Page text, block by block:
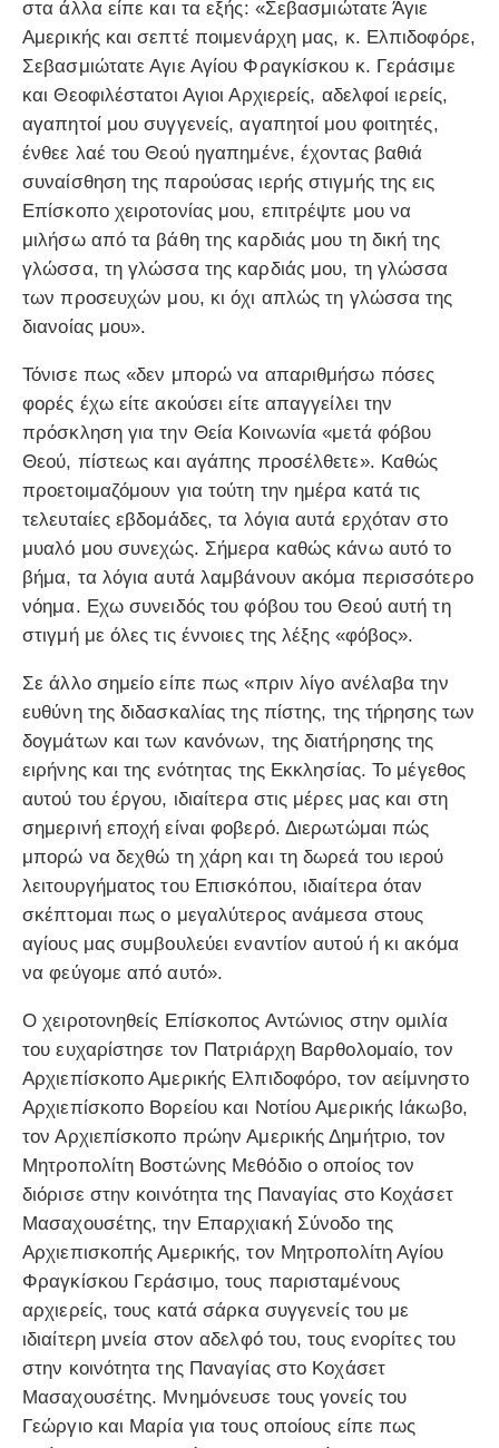
στα άλλα είπε και τα εξής: «Σεβασμιώτατε Άγιε
Αμερικής και σεπτέ ποιμενάρχη μας, κ. Ελπιδοφόρε,
Σεβασμιώτατε Αγιε Αγίου Φραγκίσκου κ. Γεράσιμε
και Θεοφιλέστατοι Αγιοι Αρχιερείς, αδελφοί ιερείς,
αγαπητοί μου συγγενείς, αγαπητοί μου φοιτητές,
ένθεε λαέ του Θεού ηγαπημένε, έχοντας βαθιά
συναίσθηση της παρούσας ιερής στιγμής της εις
Επίσκοπο χειροτονίας μου, επιτρέψτε μου να
μιλήσω από τα βάθη της καρδιάς μου τη δική της
γλώσσα, τη γλώσσα της καρδιάς μου, τη γλώσσα
των προσευχών μου, κι όχι απλώς τη γλώσσα της
διανοίας μου».
Τόνισε πως «δεν μπορώ να απαριθμήσω πόσες
φορές έχω είτε ακούσει είτε απαγγείλει την
πρόσκληση για την Θεία Κοινωνία «μετά φόβου
Θεού, πίστεως και αγάπης προσέλθετε». Καθώς
προετοιμαζόμουν για τούτη την ημέρα κατά τις
τελευταίες εβδομάδες, τα λόγια αυτά ερχόταν στο
μυαλό μου συνεχώς. Σήμερα καθώς κάνω αυτό το
βήμα, τα λόγια αυτά λαμβάνουν ακόμα περισσότερο
νόημα. Εχω συνειδός του φόβου του Θεού αυτή τη
στιγμή με όλες τις έννοιες της λέξης «φόβος».
Σε άλλο σημείο είπε πως «πριν λίγο ανέλαβα την
ευθύνη της διδασκαλίας της πίστης, της τήρησης των
δογμάτων και των κανόνων, της διατήρησης της
ειρήνης και της ενότητας της Εκκλησίας. Το μέγεθος
αυτού του έργου, ιδιαίτερα στις μέρες μας και στη
σημερινή εποχή είναι φοβερό. Διερωτώμαι πώς
μπορώ να δεχθώ τη χάρη και τη δωρεά του ιερού
λειτουργήματος του Επισκόπου, ιδιαίτερα όταν
σκέπτομαι πως ο μεγαλύτερος ανάμεσα στους
αγίους μας συμβουλεύει εναντίον αυτού ή κι ακόμα
να φεύγομε από αυτό».
Ο χειροτονηθείς Επίσκοπος Αντώνιος στην ομιλία
του ευχαρίστησε τον Πατριάρχη Βαρθολομαίο, τον
Αρχιεπίσκοπο Αμερικής Ελπιδοφόρο, τον αείμνηστο
Αρχιεπίσκοπο Βορείου και Νοτίου Αμερικής Ιάκωβο,
τον Αρχιεπίσκοπο πρώην Αμερικής Δημήτριο, τον
Μητροπολίτη Βοστώνης Μεθόδιο ο οποίος τον
διόρισε στην κοινότητα της Παναγίας στο Κοχάσετ
Μασαχουσέτης, την Επαρχιακή Σύνοδο της
Αρχιεπισκοπής Αμερικής, τον Μητροπολίτη Αγίου
Φραγκίσκου Γεράσιμο, τους παρισταμένους
αρχιερείς, τους κατά σάρκα συγγενείς του με
ιδιαίτερη μνεία στον αδελφό του, τους ενορίτες του
στην κοινότητα της Παναγίας στο Κοχάσετ
Μασαχουσέτης. Μνημόνευσε τους γονείς του
Γεώργιο και Μαρία για τους οποίους είπε πως